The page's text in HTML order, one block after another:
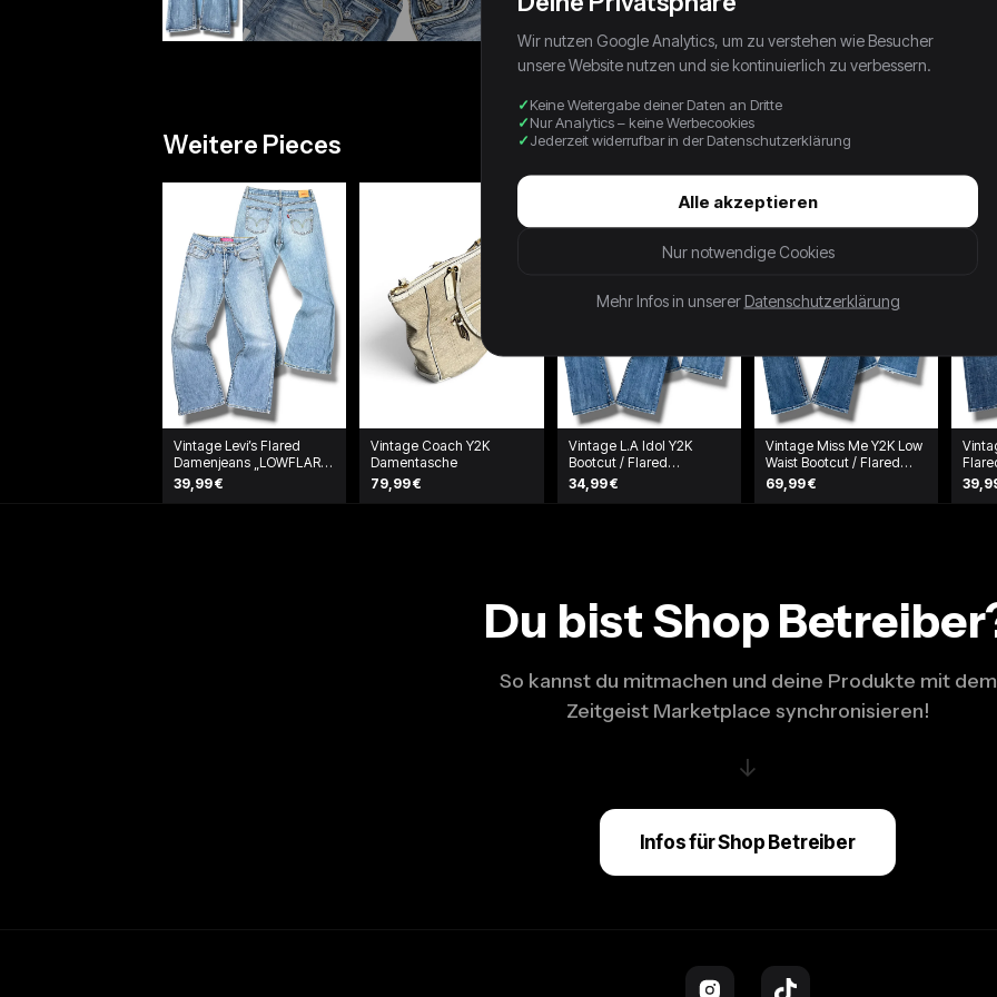
Weitere Pieces
Vintage Levi’s Flared
Damenjeans „LOWFLARE
519“ (M)
39,99 €
Vintage Coach Y2K
Damentasche
79,99 €
Vintage L.A Idol Y2K
Bootcut / Flared
Damenjeans (L)
34,99 €
Vintage Miss Me Y2K Low
Waist Bootcut / Flared
Damenjeans (L)
69,99 €
Du bist Shop
So kannst du mitmachen und deine Produkte mit dem
Zeitgeist Marketplace synchronisieren!
↓
Infos für Shop Betreiber
Wir nutzen Google Analytics, um zu verstehen wie Besucher
unsere Website nutzen und sie kontinuierlich zu verbessern.
Keine Weitergabe deiner Daten an Dritte
Nur Analytics – keine Werbecookies
Jederzeit widerrufbar in der Datenschutzerklärung
Alle akzeptieren
Nur notwendige Cookies
Mehr Infos in unserer Datenschutzerklärung